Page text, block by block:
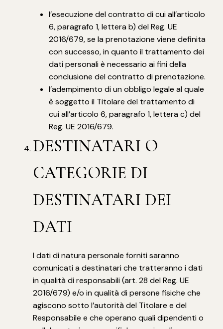
l’esecuzione del contratto di cui all’articolo
6, paragrafo 1, lettera b) del Reg. UE
2016/679, se la prenotazione viene definita
con successo, in quanto il trattamento dei
dati personali è necessario ai fini della
conclusione del contratto di prenotazione.
l’adempimento di un obbligo legale al quale
è soggetto il Titolare del trattamento di
cui all’articolo 6, paragrafo 1, lettera c) del
Reg. UE 2016/679.
DESTINATARI O
CATEGORIE DI
DESTINATARI DEI
DATI
I dati di natura personale forniti saranno
comunicati a destinatari che tratteranno i dati
in qualità di responsabili (art. 28 del Reg. UE
2016/679) e/o in qualità di persone fisiche che
agiscono sotto l’autorità del Titolare e del
Responsabile e che operano quali dipendenti o